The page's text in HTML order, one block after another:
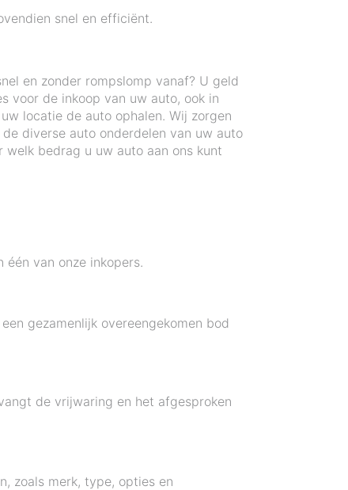
snel en efficiënt.
en zonder rompslomp vanaf? U geld
voor de inkoop van uw auto, ook in
locatie de auto ophalen. Wij zorgen
diverse auto onderdelen van uw auto
bedrag u uw auto aan ons kunt
van onze inkopers.
gezamenlijk overeengekomen bod
de vrijwaring en het afgesproken
zoals merk, type, opties en